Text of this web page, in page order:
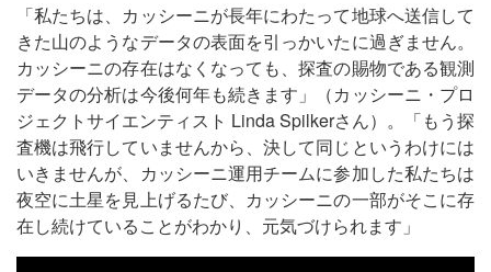
「私たちは、カッシーニが長年にわたって地球へ送信して
きた山のようなデータの表面を引っかいたに過ぎません。
カッシーニの存在はなくなっても、探査の賜物である観測
データの分析は今後何年も続きます」（カッシーニ・プロ
ジェクトサイエンティスト Linda Spilkerさん）。「もう探
査機は飛行していませんから、決して同じというわけには
いきませんが、カッシーニ運用チームに参加した私たちは
夜空に土星を見上げるたび、カッシーニの一部がそこに存
在し続けていることがわかり、元気づけられます」